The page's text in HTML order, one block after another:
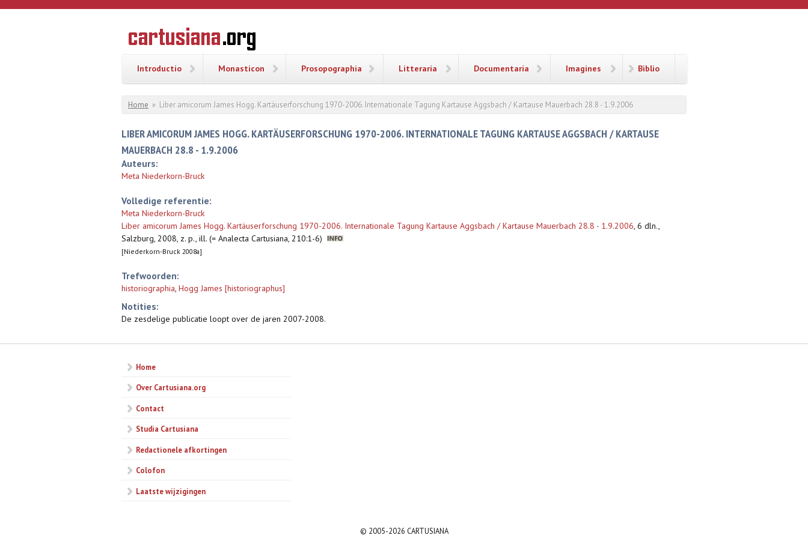
Overslaan en naar de inhoud gaan
CARTUSIANA
Geschiedenis
van de
Introductio Monasticon Prosopographia Litteraria Documentaria Imagines Biblio
U bent hier
Home » Liber amicorum James Hogg. Kartäuserforschung 1970-2006. Internationale Tagung Kartause Aggsbach / Kartause Mauerbach 28.8 - 1.9.2006
LIBER AMICORUM JAMES HOGG. KARTÄUSERFORSCHUNG 1970-2006. INTERNATIONALE TAGUNG KARTAUSE AGGSBACH / KARTAUSE
MAUERBACH 28.8 - 1.9.2006
Auteurs:
Meta Niederkorn-Bruck
Volledige referentie:
Meta Niederkorn-Bruck
Liber amicorum James Hogg. Kartäuserforschung 1970-2006. Internationale Tagung Kartause Aggsbach / Kartause Mauerbach 28.8 - 1.9.2006, 6 dln.,
Salzburg, 2008, z. p., ill. (= Analecta Cartusiana, 210:1-6)
[Niederkorn-Bruck 2008a]
Trefwoorden:
historiographia, Hogg James [historiographus]
Notities:
De zesdelige publicatie loopt over de jaren 2007-2008.
Home
Over Cartusiana.org
Contact
Studia Cartusiana
Redactionele afkortingen
Colofon
Laatste wijzigingen
© 2005-2026 CARTUSIANA